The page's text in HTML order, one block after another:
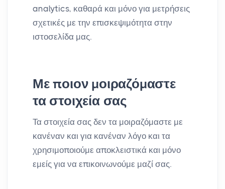
analytics, καθαρά και μόνο για μετρήσεις
σχετικές με την επισκεψιμότητα στην
ιστοσελίδα μας.
Με ποιον μοιραζόμαστε
τα στοιχεία σας
Τα στοιχεία σας δεν τα μοιραζόμαστε με
κανέναν και για κανέναν λόγο και τα
χρησιμοποιούμε αποκλειστικά και μόνο
εμείς για να επικοινωνούμε μαζί σας.